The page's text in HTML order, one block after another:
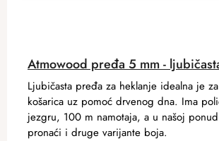
Atmowood pređa 5 mm -
Ljubičasta pređa za heklanje idealna je
košarica uz pomoć drvenog dna. Ima
jezgru, 100 m namotaja, a u našoj
pronaći i druge varijante boja.